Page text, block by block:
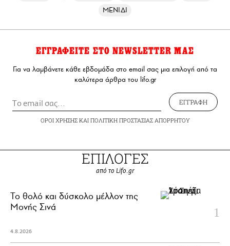
ΜΕΝΙΔΙ
ΕΓΓΡΑΦΕΙΤΕ ΣΤΟ NEWSLETTER ΜΑΣ
Για να λαμβάνετε κάθε εβδομάδα στο email σας μια επιλογή από τα
καλύτερα άρθρα του lifo.gr
ΕΓΓΡΑΦΗ
ΟΡΟΙ ΧΡΗΣΗΣΚΑΙ ΠΟΛΙΤΙΚΗ ΠΡΟΣΤΑΣΙΑΣ ΑΠΟΡΡΗΤΟΥ
ΕΠΙΛΟΓΕΣ
από το Lifo.gr
Το θολό και δύσκολο μέλλον της
Μονής Σινά
4.8.2026